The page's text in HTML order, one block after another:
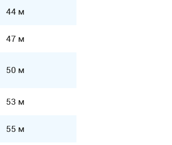
44 м
47 м
50 м
53 м
55 м